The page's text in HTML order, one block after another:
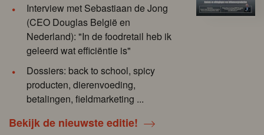
Interview met Sebastiaan de Jong
(CEO Douglas België en
Nederland): "In de foodretail heb ik
geleerd wat efficiëntie is"
Dossiers: back to school, spicy
producten, dierenvoeding,
betalingen, fieldmarketing ...
Bekijk de nieuwste editie!